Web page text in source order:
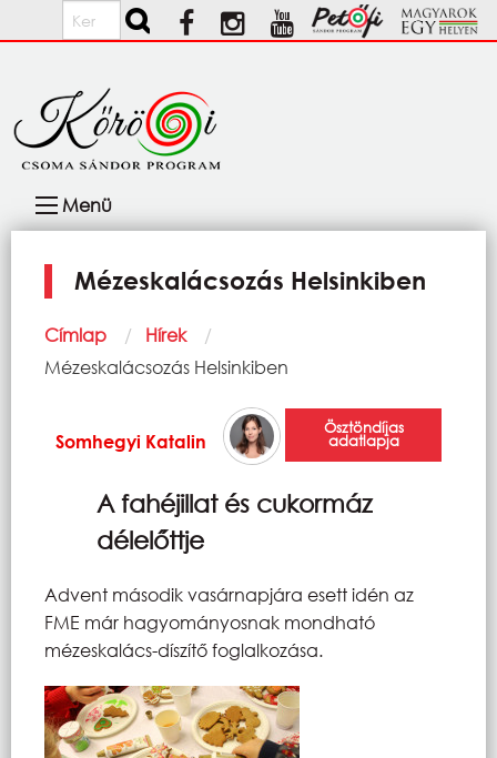
Ugrás a tartalomra
Keresés
navigáció
Menü
Mézeskalácsozás Helsinkiben
Morzsa
Címlap
Hírek
Current:
Mézeskalácsozás Helsinkiben
Somhegyi Katalin
Ösztöndíjas
adatlapja
A fahéjillat és cukormáz
délelőttje
Advent második vasárnapjára esett idén az
FME már hagyományosnak mondható
mézeskalács-díszítő foglalkozása.